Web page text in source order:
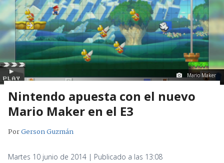
Mario Maker
Nintendo apuesta con el nuevo
Mario Maker en el E3
PorGerson Guzmán
Martes 10 junio de 2014 | Publicado a las 13:08